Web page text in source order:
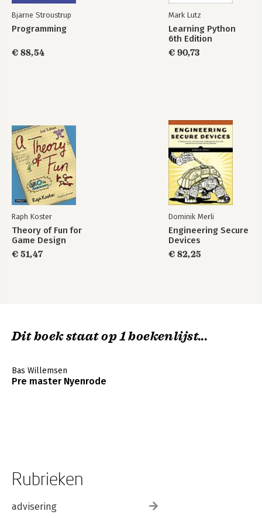
Bjarne Stroustrup
Programming
€ 88,54
Mark Lutz
Learning Python
6th Edition
€ 90,73
Raph Koster
Theory of Fun for
Game Design
€ 51,47
Dominik Merli
Engineering Secure
Devices
€ 82,25
Dit boek staat op 1 boekenlijst...
Bas Willemsen
Pre master Nyenrode
Rubrieken
advisering